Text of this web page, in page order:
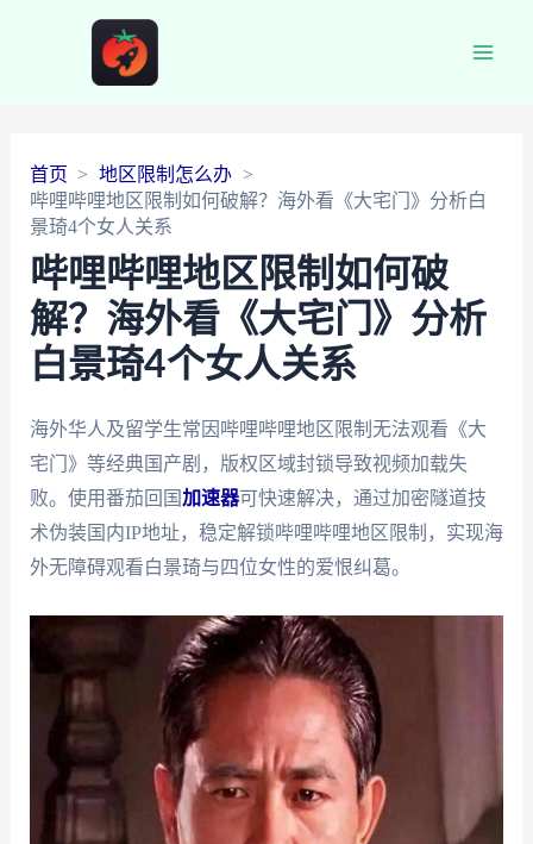
首页
地区限制怎么办
哔哩哔哩地区限制如何破解？海外看《大宅门》分析白
景琦4个女人关系
哔哩哔哩地区限制如何破
解？海外看《大宅门》分析
白景琦4个女人关系
海外华人及留学生常因哔哩哔哩地区限制无法观看《大
宅门》等经典国产剧，版权区域封锁导致视频加载失
败。使用番茄回国加速器可快速解决，通过加密隧道技
术伪装国内IP地址，稳定解锁哔哩哔哩地区限制，实现海
外无障碍观看白景琦与四位女性的爱恨纠葛。